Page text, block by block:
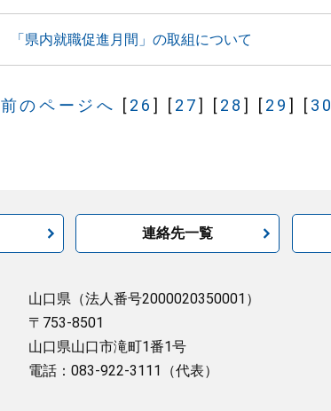
「県内就職促進月間」の取組について
前のページへ [ 26 ] [ 27] [ 28 ] [ 29 ] [ 30
連絡先一覧
山口県 （法人番号2000020350001）
〒753-8501
山口県山口市滝町1番1号
電話：083-922-3111（代表）